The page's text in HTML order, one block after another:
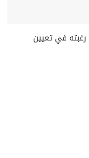
في تعيين